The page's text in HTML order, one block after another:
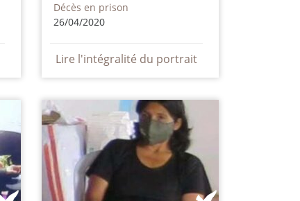
Décès en prison
26/04/2020
Lire l'intégralité du portrait